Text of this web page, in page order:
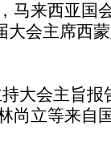
马来西亚国
会主席西
会主旨报
尚立等来自